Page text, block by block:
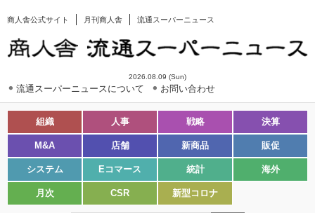
商人舎公式サイト 月刊商人舎 流通スーパーニュース
2026.08.09 (Sun)
流通スーパーニュースについて お問い合わせ
組織 人事 戦略 決算
M&A 店舗 新商品 販促
システム Eコマース 統計 海外
月次 CSR 新型コロナ